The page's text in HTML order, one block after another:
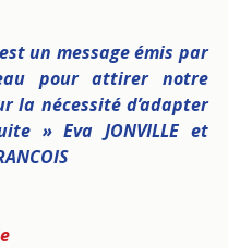
un message émis par
pour attirer notre
la nécessité d’adapter
» Eva JONVILLE et